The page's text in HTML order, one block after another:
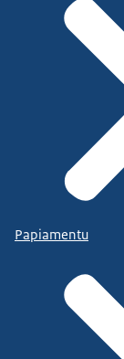
Papiamentu